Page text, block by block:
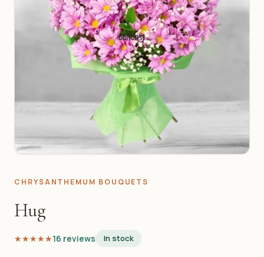
CHRYSANTHEMUM BOUQUETS
Hug
★★★★★
★★★★★16 reviews In stock